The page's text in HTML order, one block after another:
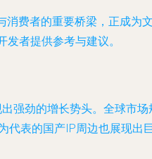
费者的重要桥梁，正成为
者提供参考与建议。
强劲的增长势头。全球市
代表的国产IP周边也展现出